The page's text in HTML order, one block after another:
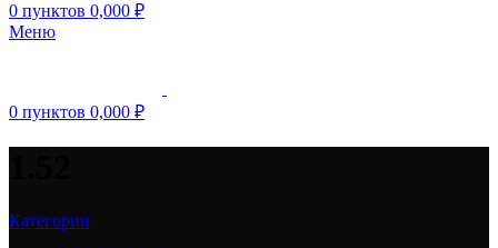
0 пунктов 0,000 ₽
Меню
0 пунктов 0,000 ₽
Категории